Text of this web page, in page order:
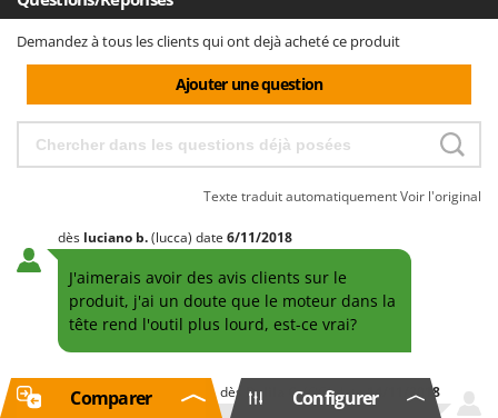
Demandez à tous les clients qui ont dejà acheté ce produit
Ajouter une question
Texte traduit automatiquementVoir l'original
dès luciano b.(lucca) date 6/11/2018
J'aimerais avoir des avis clients sur le
produit, j'ai un doute que le moteur dans la
tête rend l'outil plus lourd, est-ce vrai?
dès Dalila C.(OG)date14/11/2018
Configurer
Comparer